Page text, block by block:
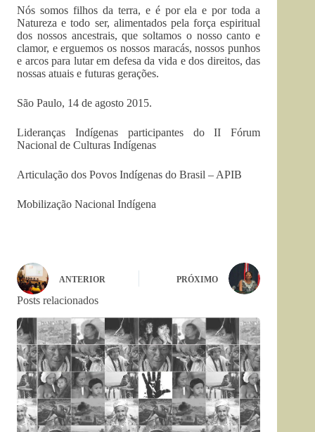
Nós somos filhos da terra, e é por ela e por toda a
Natureza e todo ser, alimentados pela força espiritual
dos nossos ancestrais, que soltamos o nosso canto e
clamor, e erguemos os nossos maracás, nossos punhos
e arcos para lutar em defesa da vida e dos direitos, das
nossas atuais e futuras gerações.
São Paulo, 14 de agosto 2015.
Lideranças Indígenas participantes do II Fórum
Nacional de Culturas Indígenas
Articulação dos Povos Indígenas do Brasil – APIB
Mobilização Nacional Indígena
ANTERIOR PRÓXIMO
Posts relacionados